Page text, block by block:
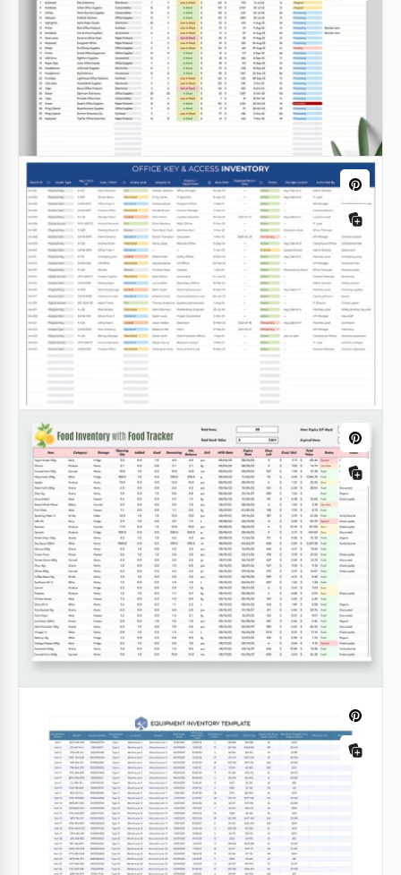
Inventario avanzato
Questo modello di scheda inventario avanzato è
l'unico strumento di cui hai bisogno per organizzare
le ispezioni e tenere traccia degli strumenti
acquistati e venduti.
Google Sheets
Tracciamento dell'inventario
Fare un inventario una sola volta non è molto
efficiente rispetto al tracciamento regolare
dell'inventario.
Modello di inventario per piccole
imprese
Google Sheets